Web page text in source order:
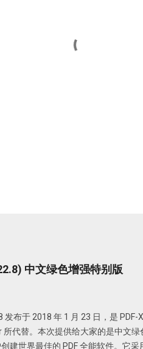
中文绿色增强特别版
布于 2018 年 1 月 23 日，是
代替。本次提供给大家的是中文
建世界最佳的 PDF 全能软件。它